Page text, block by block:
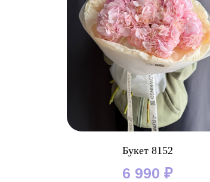
Букет 8152
6 990 ₽